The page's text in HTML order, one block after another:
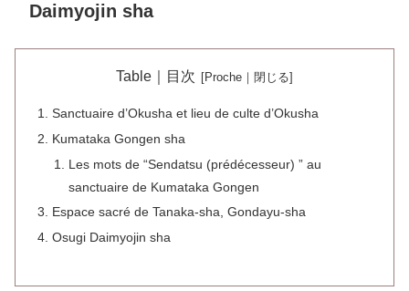
Daimyojin sha
Table｜目次
Sanctuaire d’Okusha et lieu de culte d’Okusha
Kumataka Gongen sha
Les mots de “Sendatsu (prédécesseur) ” au
sanctuaire de Kumataka Gongen
Espace sacré de Tanaka-sha, Gondayu-sha
Osugi Daimyojin sha